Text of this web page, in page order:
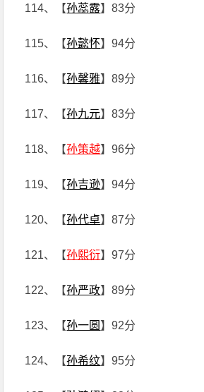
114、【孙蕊露】83分
115、【孙懿怀】94分
116、【孙馨雅】89分
117、【孙九元】83分
118、【孙策越】96分
119、【孙吉逊】94分
120、【孙代卓】87分
121、【孙熙衍】97分
122、【孙严政】89分
123、【孙一圆 】92分
124、【孙希纹】95分